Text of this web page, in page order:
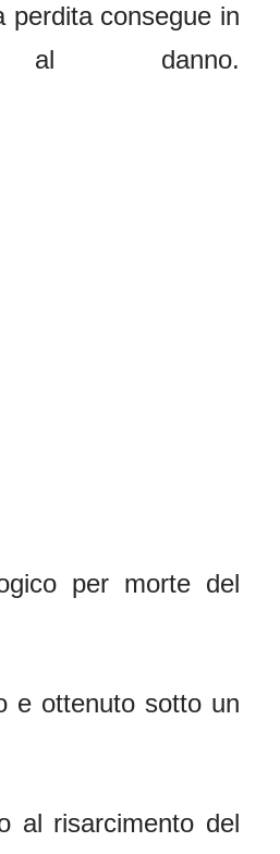
perdita consegue in
danno.
per morte del
e ottenuto sotto un
al risarcimento del